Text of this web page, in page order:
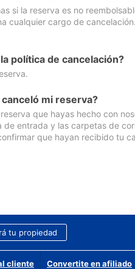
si la reserva es no
cualquier cargo de
política de cancelación?
mi reserva?
que hayas hecho con
entrada y las carpetas de
que hayan recibido tu
tu propiedad
cliente Convertite en afiliado